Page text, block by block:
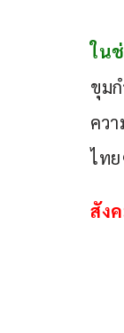
ใน
ขุม
คว
ไท
สัง